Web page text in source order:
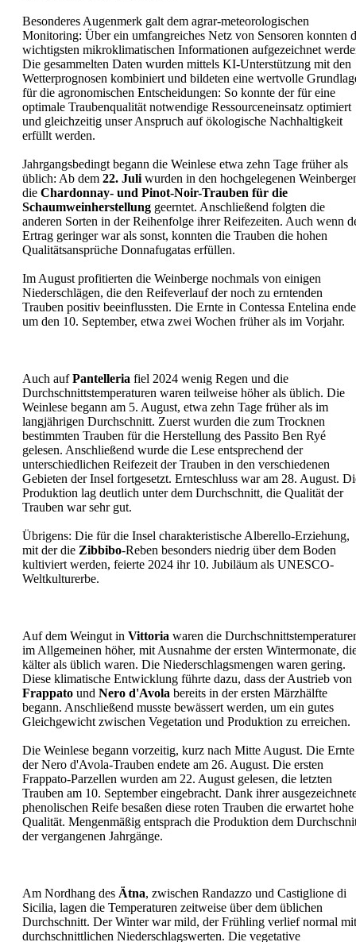
Besonderes Augenmerk galt dem agrar-meteorologischen
Monitoring: Über ein umfangreiches Netz von Sensoren konnten
wichtigsten mikroklimatischen Informationen aufgezeichnet
Die gesammelten Daten wurden mittels KI-Unterstützung mit den
Wetterprognosen kombiniert und bildeten eine wertvolle
für die agronomischen Entscheidungen: So konnte der für eine
optimale Traubenqualität notwendige Ressourceneinsatz optimiert
und gleichzeitig unser Anspruch auf ökologische Nachhaltigkeit
erfüllt werden.
Jahrgangsbedingt begann die Weinlese etwa zehn Tage früher als
üblich: Ab dem 22. Juli wurden in den hochgelegenen
die Chardonnay- und Pinot-Noir-Trauben für die
Schaumweinherstellung geerntet. Anschließend folgten die
anderen Sorten in der Reihenfolge ihrer Reifezeiten. Auch wenn
Ertrag geringer war als sonst, konnten die Trauben die hohen
Qualitätsansprüche Donnafugatas erfüllen.
Im August profitierten die Weinberge nochmals von einigen
Niederschlägen, die den Reifeverlauf der noch zu erntenden
Trauben positiv beeinflussten. Die Ernte in Contessa Entelina
um den 10. September, etwa zwei Wochen früher als im Vorjahr.
Auch aufPantelleria fiel 2024 wenig Regen und die
Durchschnittstemperaturen waren teilweise höher als üblich. Die
Weinlese begann am 5. August, etwa zehn Tage früher als im
langjährigen Durchschnitt. Zuerst wurden die zum Trocknen
bestimmten Trauben für die Herstellung des Passito Ben Ryé
gelesen. Anschließend wurde die Lese entsprechend der
unterschiedlichen Reifezeit der Trauben in den verschiedenen
Gebieten der Insel fortgesetzt. Ernteschluss war am 28. August.
Produktion lag deutlich unter dem Durchschnitt, die Qualität der
Trauben war sehr gut.
Übrigens: Die für die Insel charakteristische Alberello-Erziehung,
mit der die Zibbibo-Reben besonders niedrig über dem Boden
kultiviert werden, feierte 2024 ihr 10. Jubiläum als UNESCO-
Weltkulturerbe.
Auf dem Weingut in Vittoria waren die
im Allgemeinen höher, mit Ausnahme der ersten Wintermonate,
kälter als üblich waren. Die Niederschlagsmengen waren gering.
Diese klimatische Entwicklung führte dazu, dass der Austrieb von
Frappato und Nero d'Avola bereits in der ersten Märzhälfte
begann. Anschließend musste bewässert werden, um ein gutes
Gleichgewicht zwischen Vegetation und Produktion zu erreichen.
Die Weinlese begann vorzeitig, kurz nach Mitte August. Die Ernte
der Nero d'Avola-Trauben endete am 26. August. Die ersten
Frappato-Parzellen wurden am 22. August gelesen, die letzten
Trauben am 10. September eingebracht. Dank ihrer
phenolischen Reife besaßen diese roten Trauben die erwartet hohe
Qualität. Mengenmäßig entsprach die Produktion dem
der vergangenen Jahrgänge.
Am Nordhang des Ätna, zwischen Randazzo und Castiglione di
Sicilia, lagen die Temperaturen zeitweise über dem üblichen
Durchschnitt. Der Winter war mild, der Frühling verlief normal mit
durchschnittlichen Niederschlagswerten. Die vegetative